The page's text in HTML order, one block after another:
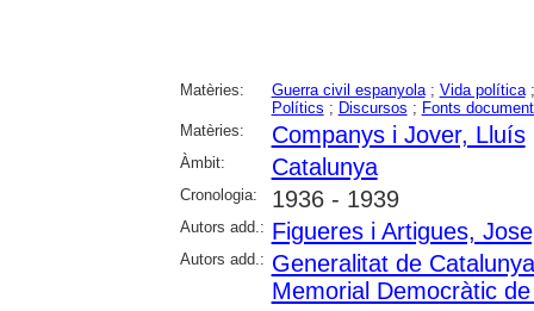
Matèries: Guerra civil espanyola; Vida política
Polítics ; Discursos ; Fonts
Matèries:
Companys i Jover, Lluís
Àmbit: Catalunya
Cronologia: 1936 - 1939
Autors add.: Figueres i Artigues,
Autors add.: Generalitat de Catalunya
Memorial Democràtic